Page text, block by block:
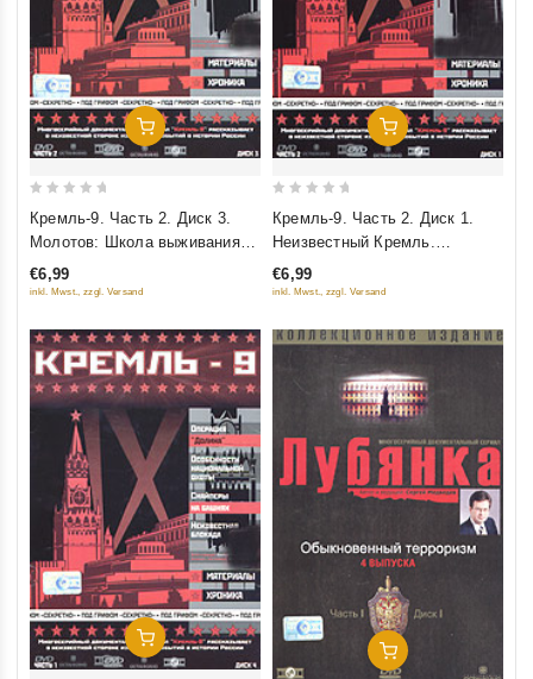
Добавить В Корзину
out
5
Кремль-9. Часть 2. Диск 3.
Молотов: Школа выживания.
Арест жены и опала. Полк
специального назначения
€6,99
inkl. Mwst., zzgl. Versand
Добавить В Корзину
out
5
Кремль-9. Часть 2. Диск 1.
Неизвестный Кремль.
Неизвестный Кремль: под
грифом "Хранить вечно".
дворца
€6,99
inkl. Mwst., zzgl. Versand
Добавить В Корзину
Добавить В Корзину